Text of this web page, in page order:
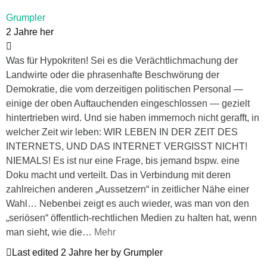
Grumpler
2 Jahre her
Was für Hypokriten! Sei es die Verächtlichmachung der
Landwirte oder die phrasenhafte Beschwörung der
Demokratie, die vom derzeitigen politischen Personal —
einige der oben Auftauchenden eingeschlossen — gezielt
hintertrieben wird. Und sie haben immernoch nicht gerafft, in
welcher Zeit wir leben: WIR LEBEN IN DER ZEIT DES
INTERNETS, UND DAS INTERNET VERGISST NICHT!
NIEMALS! Es ist nur eine Frage, bis jemand bspw. eine
Doku macht und verteilt. Das in Verbindung mit deren
zahlreichen anderen „Aussetzern“ in zeitlicher Nähe einer
Wahl… Nebenbei zeigt es auch wieder, was man von den
„seriösen“ öffentlich-rechtlichen Medien zu halten hat, wenn
man sieht, wie die… Mehr
Last edited 2 Jahre her by Grumpler